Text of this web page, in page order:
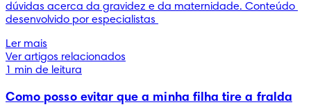
dúvidas acerca da gravidez e da maternidade. Conteúdo
desenvolvido por especialistas
Ler mais
Ver artigos relacionados
1 min de leitura
Como posso evitar que a minha filha tire a fralda